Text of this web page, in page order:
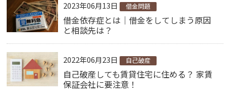
2023年06月13日 借金問題
借金依存症とは｜借金をしてしまう原因
と相談先は？
2022年06月23日 自己破産
自己破産しても賃貸住宅に住める？ 家賃
保証会社に要注意！